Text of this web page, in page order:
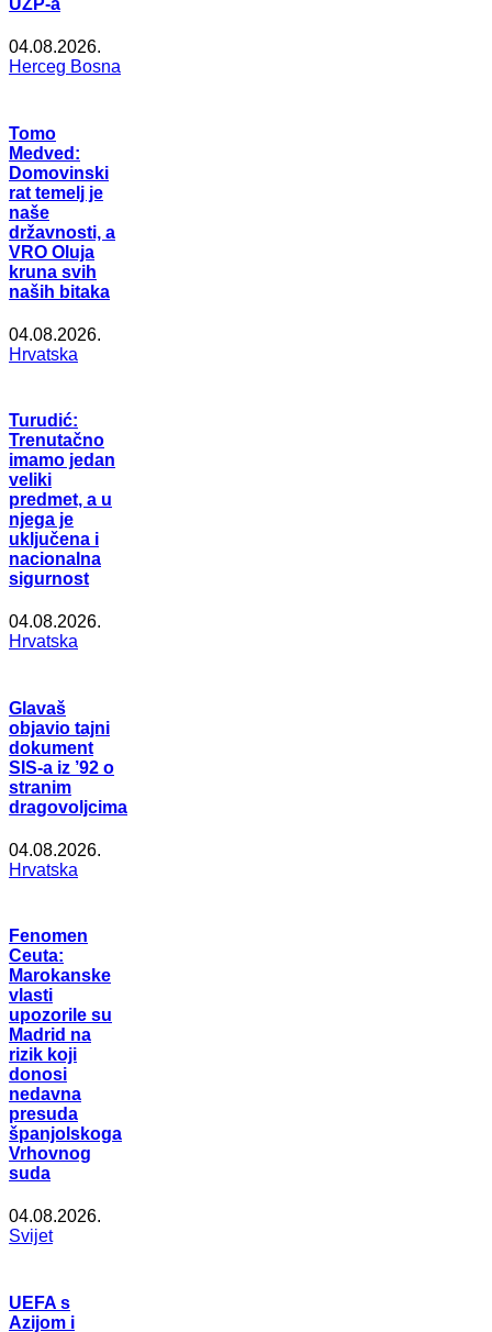
UZP-a
04.08.2026.
Herceg Bosna
Tomo
Medved:
Domovinski
rat temelj je
naše
državnosti, a
VRO Oluja
kruna svih
naših bitaka
04.08.2026.
Hrvatska
Turudić:
Trenutačno
imamo jedan
veliki
predmet, a u
njega je
uključena i
nacionalna
sigurnost
04.08.2026.
Hrvatska
Glavaš
objavio tajni
dokument
SIS-a iz ’92 o
stranim
dragovoljcima
04.08.2026.
Hrvatska
Fenomen
Ceuta:
Marokanske
vlasti
upozorile su
Madrid na
rizik koji
donosi
nedavna
presuda
španjolskoga
Vrhovnog
suda
04.08.2026.
Svijet
UEFA s
Azijom i